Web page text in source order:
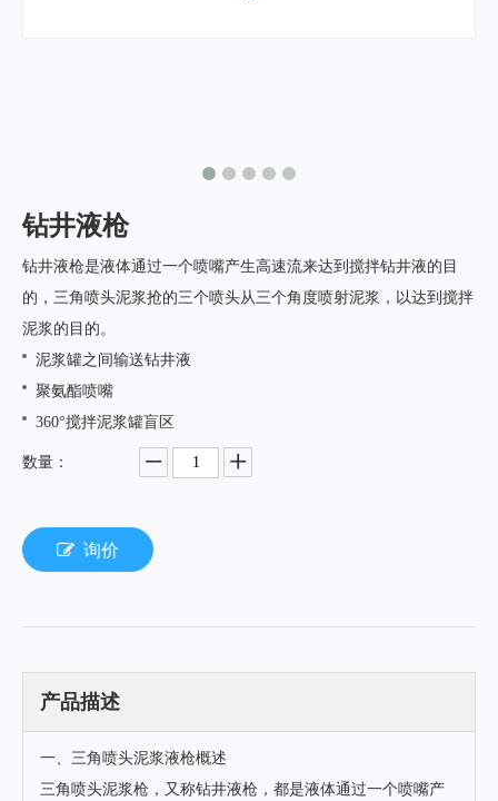
钻井液枪
钻井液枪是液体通过一个喷嘴产生高速流来达到搅拌钻井液的目
的，三角喷头泥浆抢的三个喷头从三个角度喷射泥浆，以达到搅拌
泥浆的目的。
泥浆罐之间输送钻井液
聚氨酯喷嘴
360°搅拌泥浆罐盲区
数量：
询价
产品描述
一、三角喷头泥浆液枪概述
三角喷头泥浆枪，又称钻井液枪，都是液体通过一个喷嘴产